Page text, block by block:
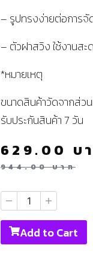
– รูปทรงง่ายต่อการจั
– ตัวฝาสวิง ใช้งานสะ
*หมายเหตุ
ขนาดสินค้าวัดจากส่ว
รับประกันสินค้า 7 วัน
944.00บาท
629.00 บ
Add to Cart